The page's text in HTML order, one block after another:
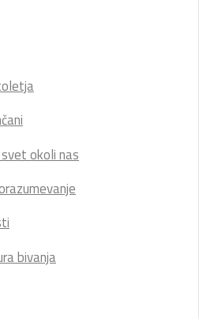
okoli nas
bivanja